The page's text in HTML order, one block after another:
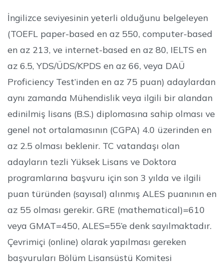
İngilizce seviyesinin yeterli olduğunu belgeleyen
(TOEFL paper-based en az 550, computer-based
en az 213, ve internet-based en az 80, IELTS en
az 6.5, YDS/ÜDS/KPDS en az 66, veya DAÜ
Proficiency Test’inden en az 75 puan) adaylardan
aynı zamanda Mühendislik veya ilgili bir alandan
edinilmiş lisans (B.S.) diplomasına sahip olması ve
genel not ortalamasının (CGPA) 4.0 üzerinden en
az 2.5 olması beklenir. TC vatandaşı olan
adayların tezli Yüksek Lisans ve Doktora
programlarına başvuru için son 3 yılda ve ilgili
puan türünden (sayısal) alınmış ALES puanının en
az 55 olması gerekir. GRE (mathematical)=610
veya GMAT=450, ALES=55’e denk sayılmaktadır.
Çevrimiçi (online) olarak yapılması gereken
başvuruları Bölüm Lisansüstü Komitesi